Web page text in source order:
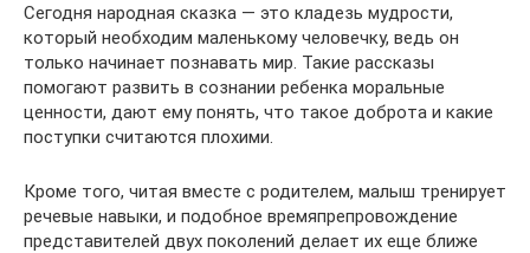
Сегодня народная сказка — это кладезь мудрости,
который необходим маленькому человечку, ведь он
только начинает познавать мир. Такие рассказы
помогают развить в сознании ребенка моральные
ценности, дают ему понять, что такое доброта и какие
поступки считаются плохими.
Кроме того, читая вместе с родителем, малыш тренирует
речевые навыки, и подобное времяпрепровождение
представителей двух поколений делает их еще ближе